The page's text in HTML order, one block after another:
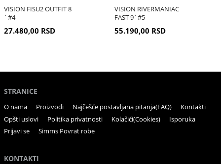
VISION FISU2 OUTFIT 8
´#4
27.480,00 RSD
VISION RIVERMANIAC
FAST 9´#5
55.190,00 RSD
STRANICE
O nama Proizvodi Najčešće postavljana pitanja(FAQ)
Kontakti
Opšti uslovi
Politika privatnosti Kolačići(Cookies)
Isporuka
Prijavi se
Simms Povrat robe
KONTAKTI